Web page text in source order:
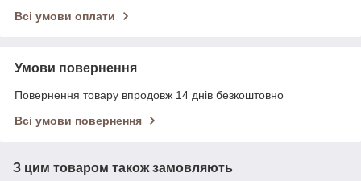
Всі умови оплати
Умови повернення
Повернення товару впродовж 14 днів безкоштовно
Всі умови повернення
З цим товаром також замовляють